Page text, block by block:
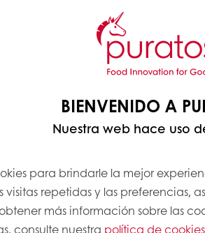
BIENVENIDO A
Nuestra web hace uso
para brindarle la mejor
visitas repetidas y las preferencias,
más información sobre las
consulte nuestra política de cookies
Promociones exclusivas